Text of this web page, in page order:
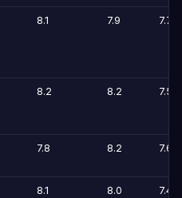
8.1 7.9 7.7
8.2 8.2 7.5
7.8 8.2 7.6
8.1 8.0 7.4